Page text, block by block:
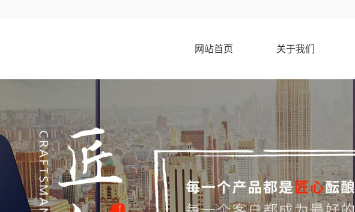
网站首页 关于我们